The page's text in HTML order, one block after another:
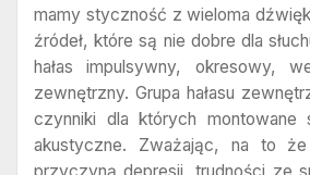
mamy styczność z wieloma
źródeł, które są nie dobre dla
hałas impulsywny, okresowy,
zewnętrzny. Grupa hałasu
czynniki dla których montowane
akustyczne. Zważając, na to
przyczyną depresji, trudności ze